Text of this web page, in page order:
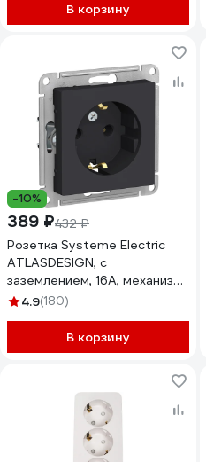
В корзину
-10%
389 ₽432 ₽
Розетка Systeme Electric
ATLASDESIGN, с
заземлением, 16А, механизм,
карбон, ATN001043
4.9(180)
В корзину